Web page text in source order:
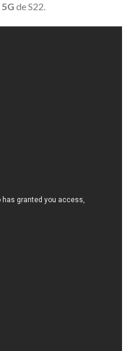
5G de S22.